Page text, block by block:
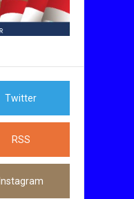
Twitter
RSS
Instagram